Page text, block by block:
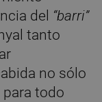
del “barri”
tanto
no sólo
para todo